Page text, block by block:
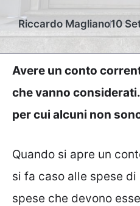
Riccardo Magliano10
Avere un conto
che vanno
per cui alcuni non
Quando si apre un
si fa caso alle spese
spese che devono